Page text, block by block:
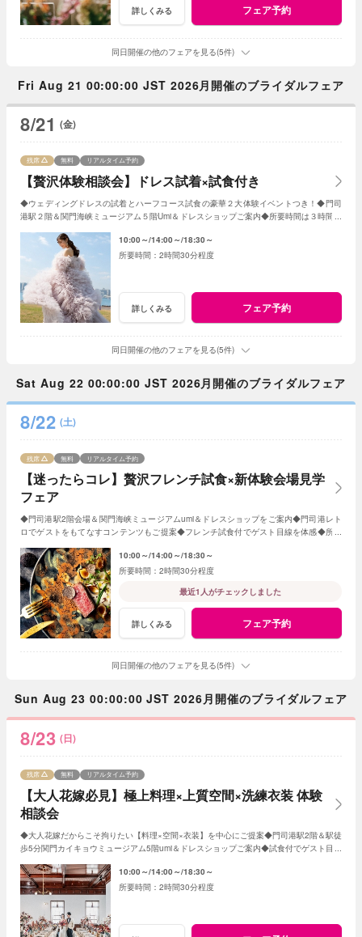
詳しくみる フェア予約
同日開催の他のフェアを見る(5件)
Fri Aug 21 00:00:00 JST 2026月開催のブライダルフェア
8/21 (金)
【贅沢体験相談会】ドレス試着×試食付き
残席 無料 リアルタイム予約
◆ウェディングドレスの試着とハーフコース試食の豪華２大体験イベントつき！◆門司
港駅２階＆関門海峡ミュージアム５階Umi＆ドレスショップご案内◆所要時間は３時間程
10:00～ 14:00～ 18:30～
2時間30分程度
詳しくみる フェア予約
同日開催の他のフェアを見る(5件)
Sat Aug 22 00:00:00 JST 2026月開催のブライダルフェア
8/22 (土)
【迷ったらコレ】贅沢フレンチ試食×新体験会場見学
フェア
残席 無料 リアルタイム予約
◆門司港駅2階会場＆関門海峡ミュージアムumi＆ドレスショップをご案内◆門司港レト
ロでゲストをもてなすコンテンツもご提案◆フレンチ試食付でゲスト目線を体感◆所要
10:00～ 14:00～ 18:30～
2時間30分程度
最近1人がチェックしました
詳しくみる フェア予約
同日開催の他のフェアを見る(5件)
Sun Aug 23 00:00:00 JST 2026月開催のブライダルフェア
8/23 (日)
【大人花嫁必見】極上料理×上質空間×洗練衣装 体験
相談会
残席 無料 リアルタイム予約
◆大人花嫁だからこそ拘りたい【料理×空間×衣装】を中心にご提案◆門司港駅2階＆駅徒
歩5分関門カイキョウミュージアム5階umi＆ドレスショップご案内◆試食付でゲスト目線
10:00～ 14:00～ 18:30～
2時間30分程度